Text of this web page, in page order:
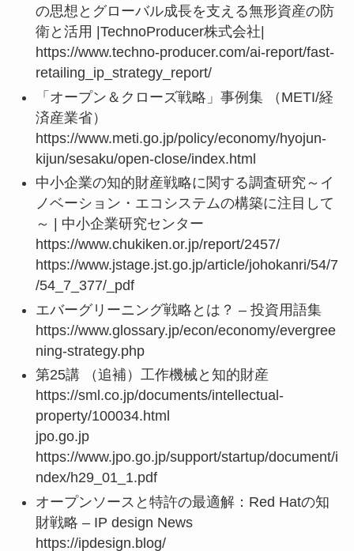
の思想とグローバル成長を支える無形資産の防
衛と活用 |TechnoProducer株式会社|
https://www.techno-producer.com/ai-report/fast-
retailing_ip_strategy_report/
「オープン＆クローズ戦略」事例集 （METI/経
済産業省）
https://www.meti.go.jp/policy/economy/hyojun-
kijun/sesaku/open-close/index.html
中小企業の知的財産戦略に関する調査研究～イ
ノベーション・エコシステムの構築に注目して
～ | 中小企業研究センター
https://www.chukiken.or.jp/report/2457/
https://www.jstage.jst.go.jp/article/johokanri/54/7
/54_7_377/_pdf
エバーグリーニング戦略とは？ – 投資用語集
https://www.glossary.jp/econ/economy/evergree
ning-strategy.php
第25講 （追補）工作機械と知的財産
https://sml.co.jp/documents/intellectual-
property/100034.html
jpo.go.jp
https://www.jpo.go.jp/support/startup/document/i
ndex/h29_01_1.pdf
オープンソースと特許の最適解：Red Hatの知
財戦略 – IP design News
https://ipdesign.blog/